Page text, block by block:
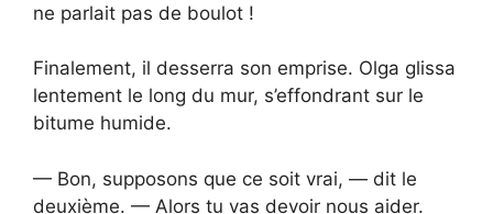
ne parlait pas de boulot !
Finalement, il desserra son emprise. Olga glissa
lentement le long du mur, s’effondrant sur le
bitume humide.
— Bon, supposons que ce soit vrai, — dit le
deuxième. — Alors tu vas devoir nous aider.